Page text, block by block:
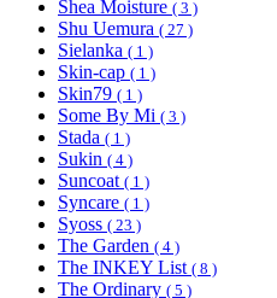
Shea Moisture ( 3 )
Shu Uemura ( 27 )
Sielanka ( 1 )
Skin-cap ( 1 )
Skin79 ( 1 )
Some By Mi ( 3 )
Stada ( 1 )
Sukin ( 4 )
Suncoat ( 1 )
Syncare ( 1 )
Syoss ( 23 )
The Garden ( 4 )
The INKEY List ( 8 )
The Ordinary ( 5 )